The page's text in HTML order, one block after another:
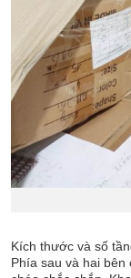
Kích thước và số
Phía sau và hai bên